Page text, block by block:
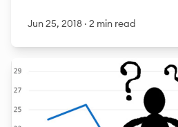
Jun 25, 2018 · 2 min read